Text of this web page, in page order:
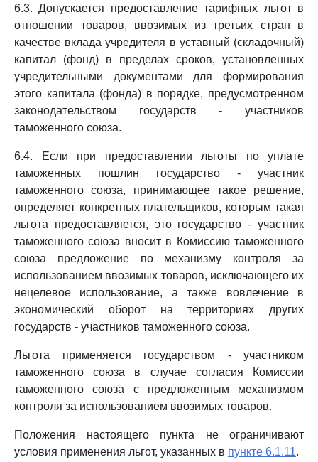
6.3. Допускается предоставление тарифных льгот в
отношении товаров, ввозимых из третьих стран в
качестве вклада учредителя в уставный (складочный)
капитал (фонд) в пределах сроков, установленных
учредительными документами для формирования
этого капитала (фонда) в порядке, предусмотренном
законодательством государств - участников
таможенного союза.
6.4. Если при предоставлении льготы по уплате
таможенных пошлин государство - участник
таможенного союза, принимающее такое решение,
определяет конкретных плательщиков, которым такая
льгота предоставляется, это государство - участник
таможенного союза вносит в Комиссию таможенного
союза предложение по механизму контроля за
использованием ввозимых товаров, исключающего их
нецелевое использование, а также вовлечение в
экономический оборот на территориях других
государств - участников таможенного союза.
Льгота применяется государством - участником
таможенного союза в случае согласия Комиссии
таможенного союза с предложенным механизмом
контроля за использованием ввозимых товаров.
Положения настоящего пункта не ограничивают
условия применения льгот, указанных в пункте 6.1.11.